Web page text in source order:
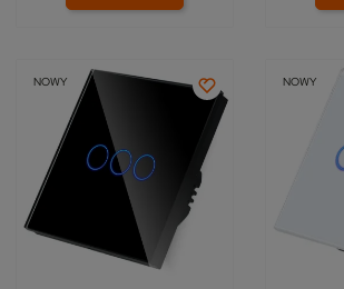
NOWY NOWY